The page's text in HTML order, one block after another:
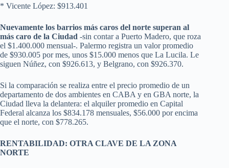
* Vicente López: $913.401
Nuevamente los barrios más caros del norte superan al
más caro de la Ciudad -sin contar a Puerto Madero, que roza
el $1.400.000 mensual-. Palermo registra un valor promedio
de $930.005 por mes, unos $15.000 menos que La Lucila. Le
siguen Núñez, con $926.613, y Belgrano, con $926.370.
Si la comparación se realiza entre el precio promedio de un
departamento de dos ambientes en CABA y en GBA norte, la
Ciudad lleva la delantera: el alquiler promedio en Capital
Federal alcanza los $834.178 mensuales, $56.000 por encima
que el norte, con $778.265.
RENTABILIDAD: OTRA CLAVE DE LA ZONA
NORTE